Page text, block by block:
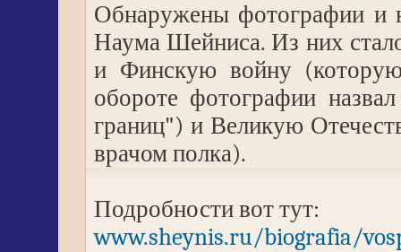
Обнаружены фотографии и
Наума Шейниса. Из них
и Финскую войну
обороте фотографии
границ") и Великую
врачом полка).
Подробности вот тут:
www.sheynis.ru/biografia/